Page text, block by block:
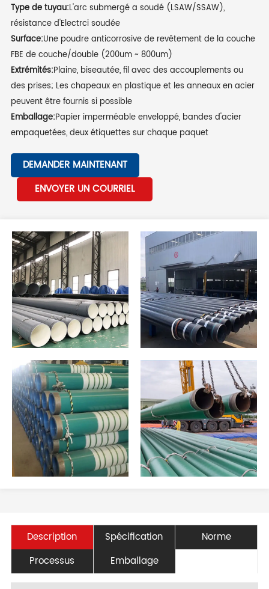
Type de tuyau:L'arc submergé a soudé (LSAW/SSAW),
résistance d'Electrci soudée
Surface:Une poudre anticorrosive de revêtement de la couche
FBE de couche/double (200um ~ 800um)
Extrémités:Plaine, biseautée, fil avec des accouplements ou
des prises; Les chapeaux en plastique et les anneaux en acier
peuvent être fournis si possible
Emballage:Papier imperméable enveloppé, bandes d'acier
empaquetées, deux étiquettes sur chaque paquet
DEMANDER MAINTENANT
ENVOYER UN COURRIEL
Description Spécification
Norme
Processus
Emballage